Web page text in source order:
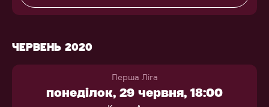
ЧЕРВЕНЬ 2020
Перша Ліга
понеділок, 29 червня, 18:00